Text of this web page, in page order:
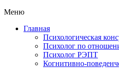
Меню
Главная
Психологическая
Психолог по
Психолог РЭПТ
Когнитивно-